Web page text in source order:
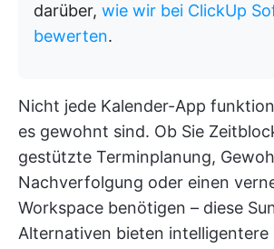
darüber, wie wir bei ClickUp
bewerten.
Nicht jede Kalender-App
es gewohnt sind. Ob Sie
gestützte Terminplanung,
Nachverfolgung oder einen
Workspace benötigen – diese
Alternativen bieten intelligentere